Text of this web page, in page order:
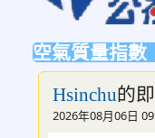
空氣質量指數
Hsinchu的
2026年08月06日